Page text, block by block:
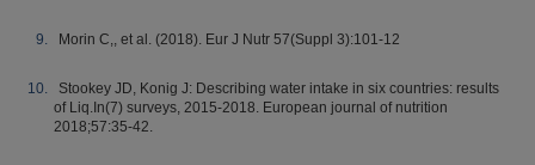
Morin C,, et al. (2018). Eur J Nutr 57(Suppl 3):101-12
Stookey JD, Konig J: Describing water intake in six countries: results
of Liq.In(7) surveys, 2015-2018. European journal of nutrition
2018;57:35-42.